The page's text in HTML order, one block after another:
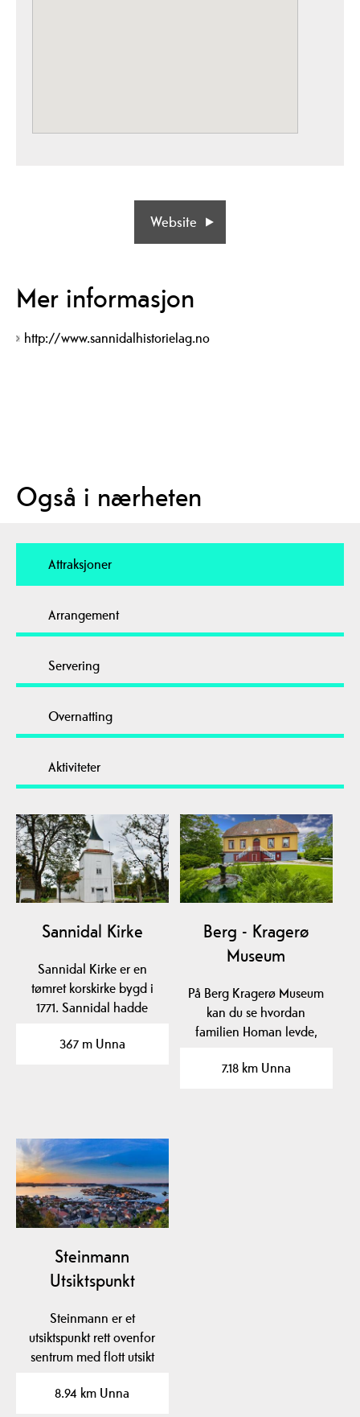
Website
Mer informasjon
http://www.sannidalhistorielag.no
Også i nærheten
Attraksjoner
Arrangement
Servering
Overnatting
Aktiviteter
Sannidal Kirke
Sannidal Kirke er en
tømret korskirke bygd i
1771. Sannidal hadde
367 m Unna
Berg - Kragerø
Museum
På Berg Kragerø Museum
kan du se hvordan
familien Homan levde,
7.18 km Unna
Steinmann
Utsiktspunkt
Steinmann er et
utsiktspunkt rett ovenfor
sentrum med flott utsikt
8.94 km Unna